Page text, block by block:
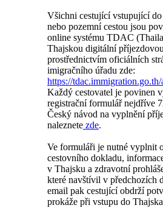
Všichni cestující vstupující
nebo pozemní cestou jsou
online systému TDAC
Thajskou digitální
prostřednictvím oficiálních
imigračního úřadu zde:
https://
Každý cestovatel je povinen
registrační formulář nejdříve
Český návod na vyplnění
naleznete zde.
Ve formuláři je nutné vyplnit
cestovního dokladu,
v Thajsku a zdravotní
které navštívil v předchozích
email pak cestující obdrží
prokáže při vstupu do